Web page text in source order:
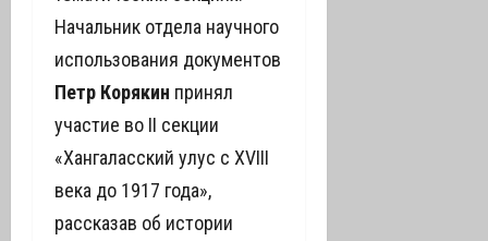
Начальник отдела научного
использования документов
Петр Корякин принял
участие во II секции
«Хангаласский улус с XVIII
века до 1917 года»,
рассказав об истории